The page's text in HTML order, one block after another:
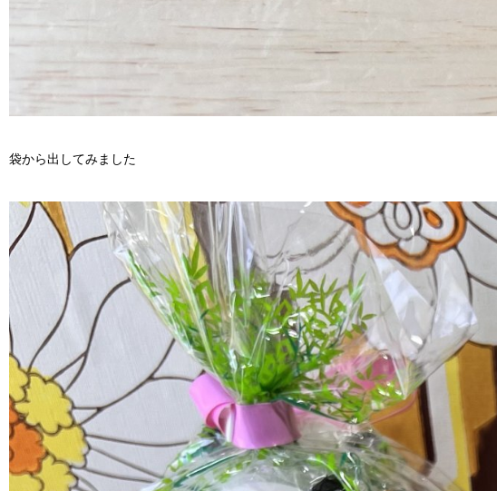
袋から出してみました